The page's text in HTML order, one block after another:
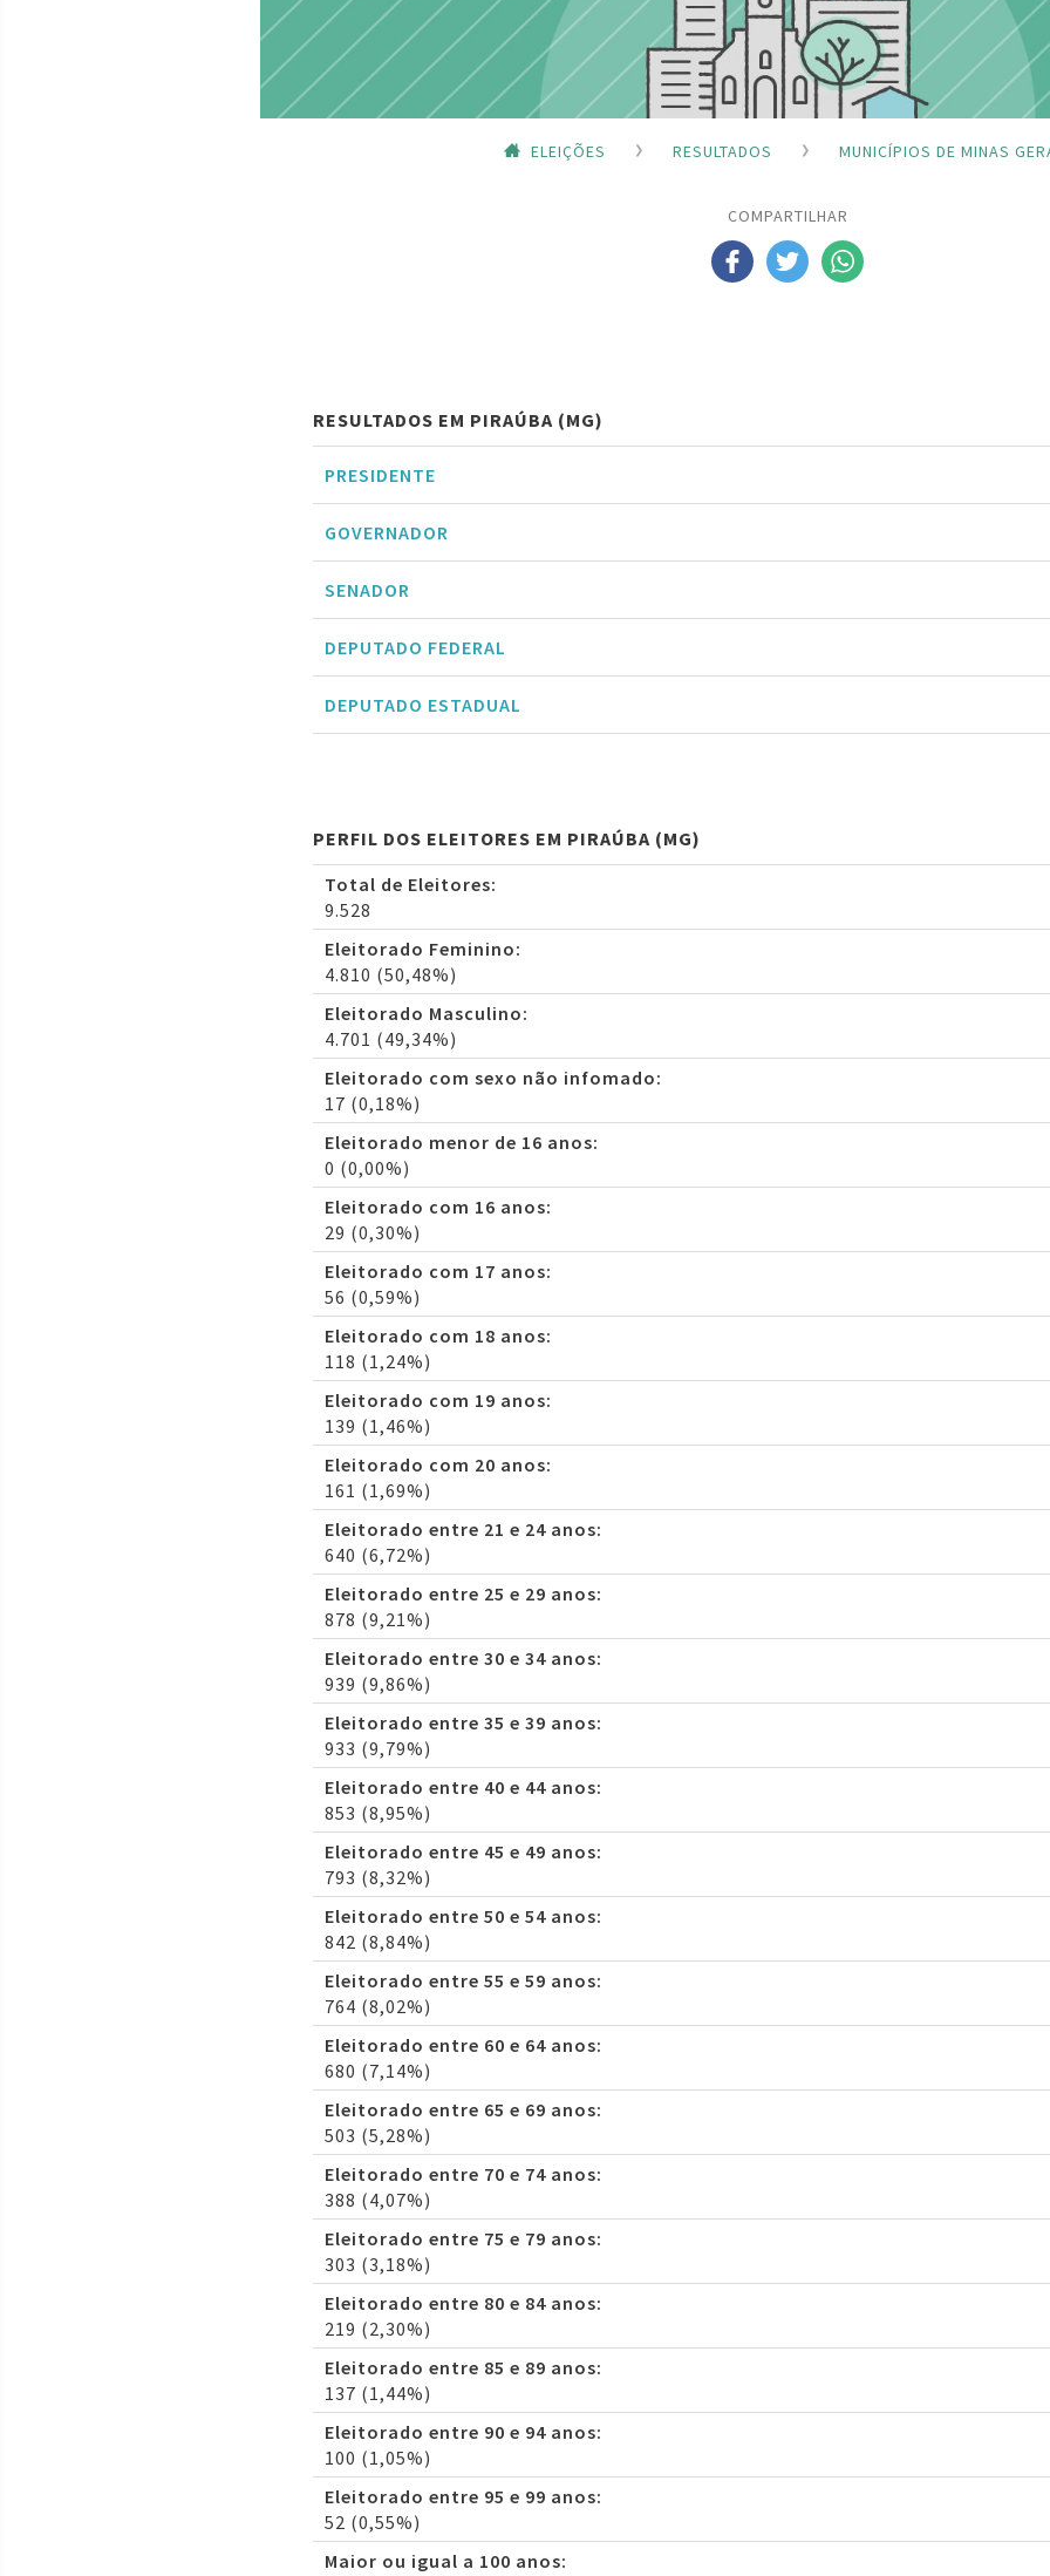
ELEIÇÕES RESULTADOS MUNICÍPIOS DE MINAS
COMPARTILHAR
RESULTADOS EM PIRAÚBA (MG)
PRESIDENTE
GOVERNADOR
SENADOR
DEPUTADO FEDERAL
DEPUTADO ESTADUAL
PERFIL DOS ELEITORES EM PIRAÚBA (MG)
Total de Eleitores:
9.528
Eleitorado Feminino:
4.810 (50,48%)
Eleitorado Masculino:
4.701 (49,34%)
Eleitorado com sexo não infomado:
17 (0,18%)
Eleitorado menor de 16 anos:
0 (0,00%)
Eleitorado com 16 anos:
29 (0,30%)
Eleitorado com 17 anos:
56 (0,59%)
Eleitorado com 18 anos:
118 (1,24%)
Eleitorado com 19 anos:
139 (1,46%)
Eleitorado com 20 anos:
161 (1,69%)
Eleitorado entre 21 e 24 anos:
640 (6,72%)
Eleitorado entre 25 e 29 anos:
878 (9,21%)
Eleitorado entre 30 e 34 anos:
939 (9,86%)
Eleitorado entre 35 e 39 anos:
933 (9,79%)
Eleitorado entre 40 e 44 anos:
853 (8,95%)
Eleitorado entre 45 e 49 anos:
793 (8,32%)
Eleitorado entre 50 e 54 anos:
842 (8,84%)
Eleitorado entre 55 e 59 anos:
764 (8,02%)
Eleitorado entre 60 e 64 anos:
680 (7,14%)
Eleitorado entre 65 e 69 anos:
503 (5,28%)
Eleitorado entre 70 e 74 anos:
388 (4,07%)
Eleitorado entre 75 e 79 anos:
303 (3,18%)
Eleitorado entre 80 e 84 anos:
219 (2,30%)
Eleitorado entre 85 e 89 anos:
137 (1,44%)
Eleitorado entre 90 e 94 anos:
100 (1,05%)
Eleitorado entre 95 e 99 anos:
52 (0,55%)
Maior ou igual a 100 anos: